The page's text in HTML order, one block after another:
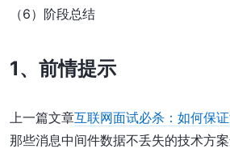
（6）阶段总结
1、前情提示
上一篇文章互联网面试必杀：如何保
那些消息中间件数据不丢失的技术方案